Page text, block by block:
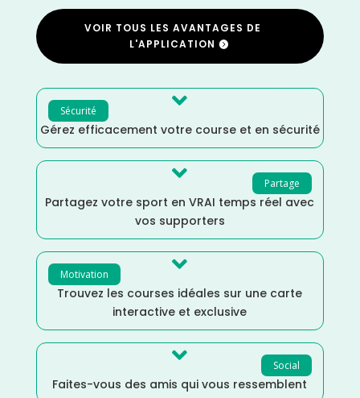
VOIR TOUS LES AVANTAGES DE
L'APPLICATION
Sécurité 
Gérez efficacement votre course et en sécurité
Partage

Partagez votre sport en VRAI temps réel avec
vos supporters
Motivation 
Trouvez les courses idéales sur une carte
interactive et exclusive
Social

Faites-vous des amis qui vous ressemblent